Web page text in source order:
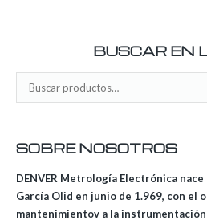
BUSCAR EN
SOBRE NOSOTROS
DENVER Metrología Electrónica
García Olid en junio de 1.969, con el
mantenimientov a la